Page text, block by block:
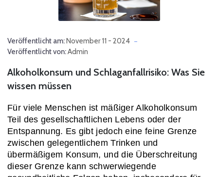
Veröffentlicht am: November 11 - 2024
Veröffentlicht von:Admin
Alkoholkonsum und Schlaganfallrisiko: Was Sie
wissen müssen
Für viele Menschen ist mäßiger Alkoholkonsum
Teil des gesellschaftlichen Lebens oder der
Entspannung. Es gibt jedoch eine feine Grenze
zwischen gelegentlichem Trinken und
übermäßigem Konsum, und die Überschreitung
dieser Grenze kann schwerwiegende